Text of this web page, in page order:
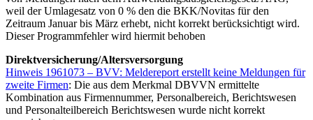
weil der Umlagesatz von 0 % den die BKK/Novitas für den
Zeitraum Januar bis März erhebt, nicht korrekt berücksichtigt wird.
Dieser Programmfehler wird hiermit behoben
Direktversicherung/Altersversorgung
Hinweis 1961073 – BVV: Meldereport erstellt keine Meldungen für
zweite Firmen: Die aus dem Merkmal DBVVN ermittelte
Kombination aus Firmennummer, Personalbereich, Berichtswesen
und Personalteilbereich Berichtswesen wurde nicht korrekt